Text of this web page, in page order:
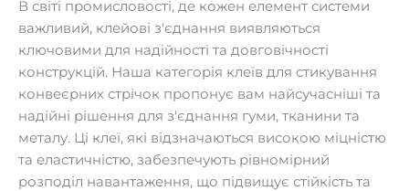
В світі промисловості, де кожен елемент системи
важливий, клейові з'єднання виявляються
ключовими для надійності та довговічності
конструкцій. Наша категорія клеїв для стикування
конвеєрних стрічок пропонує вам найсучасніші та
надійні рішення для з'єднання гуми, тканини та
металу. Ці клеї, які відзначаються високою міцністю
та еластичністю, забезпечують рівномірний
розподіл навантаження, що підвищує стійкість та